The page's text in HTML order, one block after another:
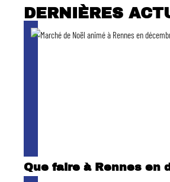
DERNIÈRES
Que faire à Rennes en